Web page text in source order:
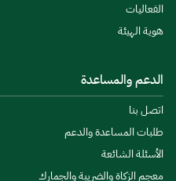
الفعاليات
هوية الهيئة
الدعم والمساعدة
اتصل بنا
طلبات المساعدة والدعم
الأسئلة الشائعة
معجم الزكاة والضريبة والجمارك